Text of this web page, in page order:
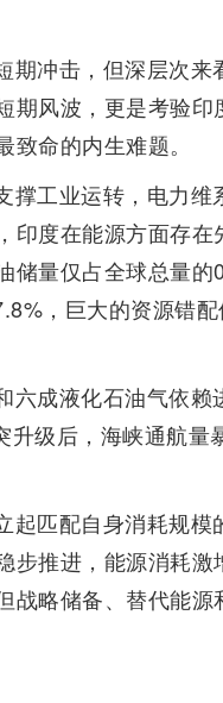
冲击，但深层次来
风波，更是考验
命的内生难题。
工业运转，电力维
度在能源方面存
储量仅占全球总量
，巨大的资源错
六成液化石油气依
级后，海峡通航量
匹配自身消耗规模
步推进，能源消耗
战略储备、替代能